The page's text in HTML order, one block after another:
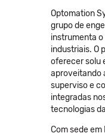
Optomation
grupo de
instrumenta
industriais. O
oferecer solu
aproveitando
superviso e
integradas
tecnologias
Com sede em